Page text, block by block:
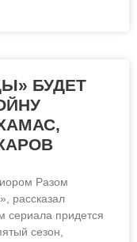
БУДЕТ
Разом
рассказал
сериала придется
сезон,